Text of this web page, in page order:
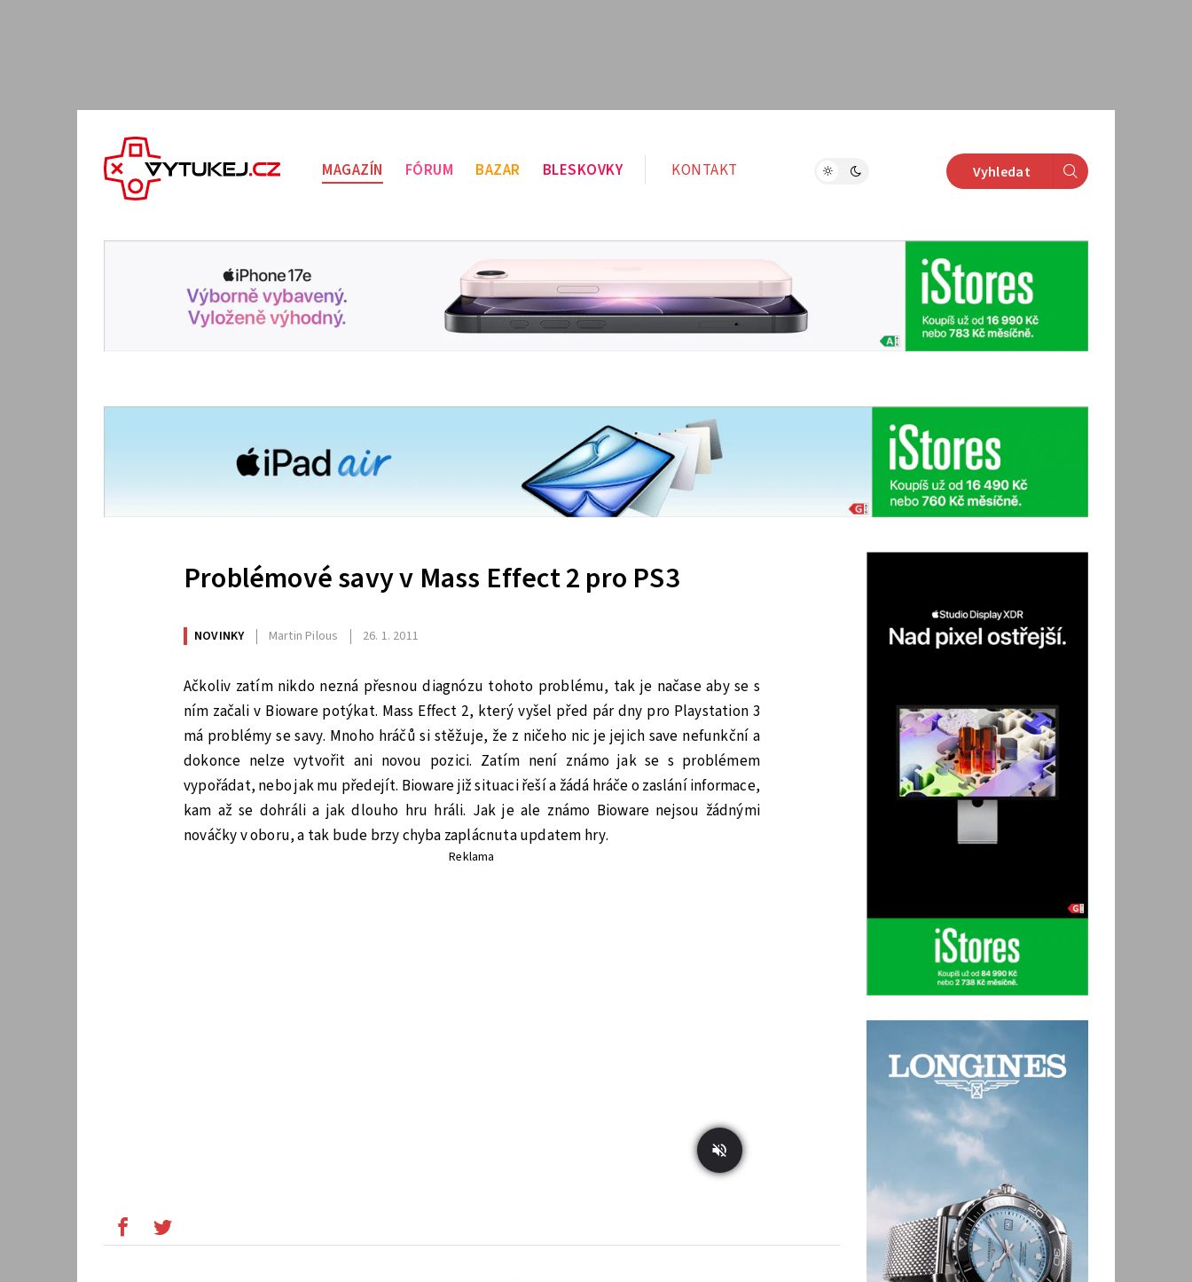
MAGAZÍN FÓRUM BAZAR BLESKOVKY KONTAKT Vyhledat
Problémové savy v Mass Effect 2 pro PS3
NOVINKY Martin Pilous 26. 1. 2011
Ačkoliv zatím nikdo nezná přesnou diagnózu tohoto problému, tak je načase aby se s
ním začali v Bioware potýkat. Mass Effect 2, který vyšel před pár dny pro Playstation 3
má problémy se savy. Mnoho hráčů si stěžuje, že z ničeho nic je jejich save nefunkční a
dokonce nelze vytvořit ani novou pozici. Zatím není známo jak se s problémem
vypořádat, nebo jak mu předejít. Bioware již situaci řeší a žádá hráče o zaslání informace,
kam až se dohráli a jak dlouho hru hráli. Jak je ale známo Bioware nejsou žádnými
nováčky v oboru, a tak bude brzy chyba zaplácnuta updatem hry.
Reklama